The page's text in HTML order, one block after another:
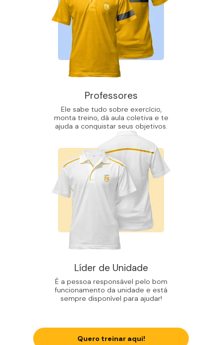
Professores
Ele sabe tudo sobre exercício,
monta treino, dá aula coletiva e te
ajuda a conquistar seus objetivos.
Líder de Unidade
É a pessoa responsável pelo bom
funcionamento da unidade e está
sempre disponível para ajudar!
Quero treinar aqui!